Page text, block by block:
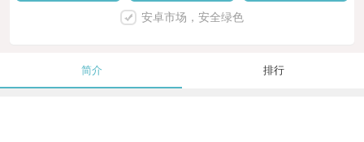
安卓市场，安全绿色
简介 排行